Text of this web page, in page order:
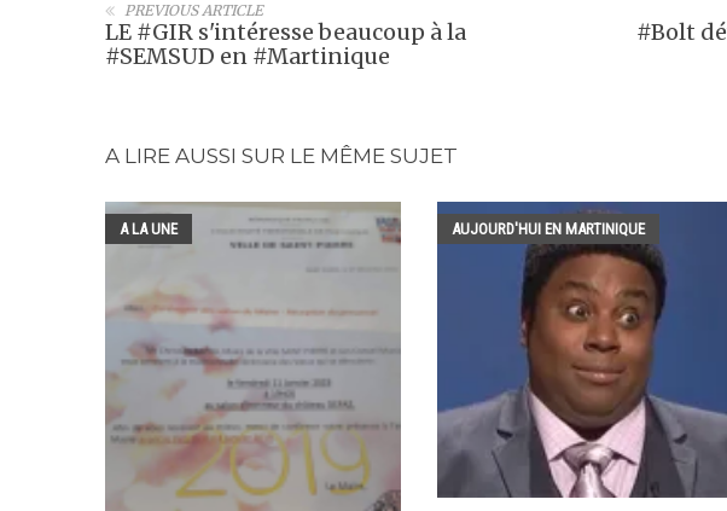
#Bolt
PREVIOUS ARTICLE
LE #GIR s'intéresse beaucoup à la
#SEMSUD en #Martinique
A LIRE AUSSI SUR LE MÊME SUJET
A LA UNE AUJOURD'HUI EN MARTINIQUE